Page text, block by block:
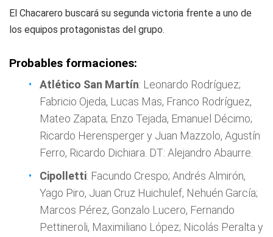
El Chacarero buscará su segunda victoria frente a uno de
los equipos protagonistas del grupo.
Probables formaciones:
Atlético San Martín: Leonardo Rodríguez;
Fabricio Ojeda, Lucas Mas, Franco Rodríguez,
Mateo Zapata; Enzo Tejada, Emanuel Décimo;
Ricardo Herensperger y Juan Mazzolo, Agustín
Ferro, Ricardo Dichiara. DT: Alejandro Abaurre.
Cipolletti: Facundo Crespo; Andrés Almirón,
Yago Piro, Juan Cruz Huichulef, Nehuén García;
Marcos Pérez, Gonzalo Lucero, Fernando
Pettineroli, Maximiliano López; Nicolás Peralta y